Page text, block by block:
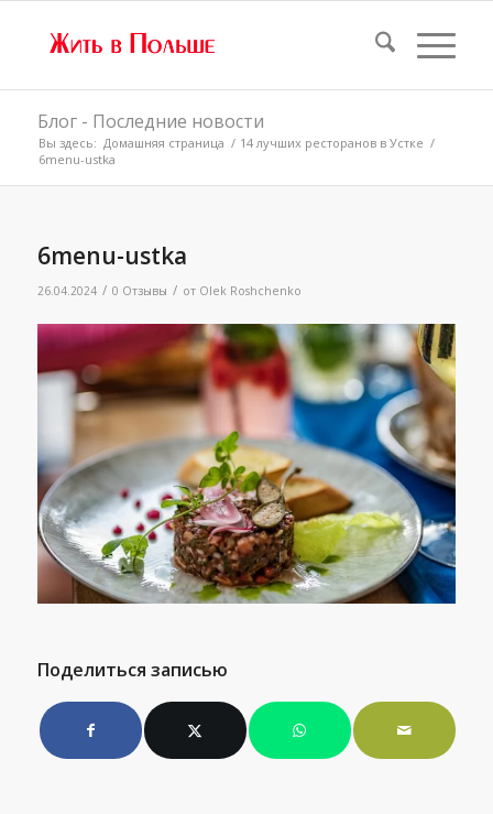
Блог - Последние новости
Вы здесь: Домашняя страница / 14 лучших ресторанов в Устке /
6menu-ustka
6menu-ustka
26.04.2024 / 0 Отзывы / от Olek Roshchenko
Поделиться записью